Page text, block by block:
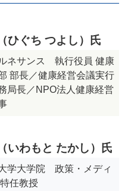
ひぐち つよし）氏
ネサンス 執行役員 健康
部長／健康経営会議実行
局長／NPO法人健康経営
いわもと たかし）氏
学大学院 政策・メディ
任教授